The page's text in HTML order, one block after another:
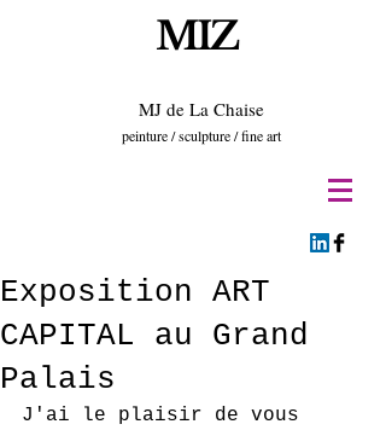
MIZ
MJ de La Chaise
peinture / sculpture / fine art
Exposition ART
CAPITAL au Grand
Palais
J'ai le plaisir de vous